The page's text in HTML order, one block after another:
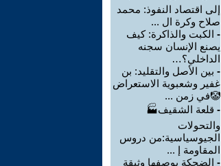
إلى اقتصاد النفوذ: محمد
صلاح وكرة ال ...
- الكبت والذاكرة: كيف
يصنع الإنسان سجنه
الداخلي؟…
- بين الأصل والتقليد: بن
غفير وشعبوية الاستعراض
🤡في زمن ...
- قلعة الشقيف🏭
والتحولات
الجيوسياسية:من دروس
المقاومة إ ...
- الضحكة بوصفها وثيقة